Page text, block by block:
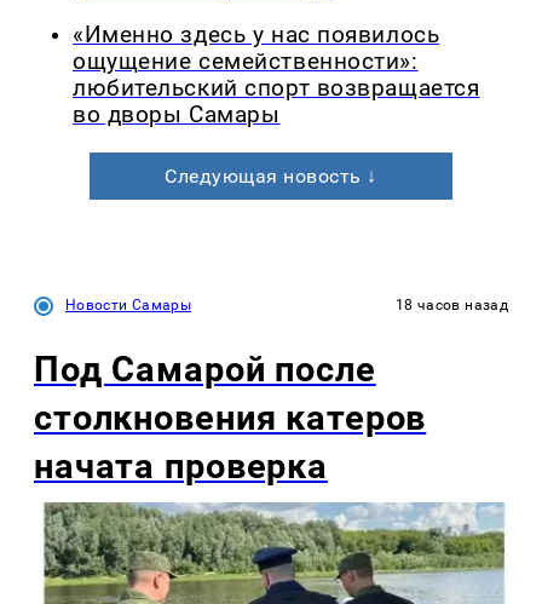
«Именно здесь у нас появилось
ощущение семейственности»:
любительский спорт возвращается
во дворы Самары
Следующая новость ↓
Новости Самары 18 часов назад
Под Самарой после
столкновения катеров
начата проверка